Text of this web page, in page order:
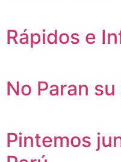
Rápidos e
No Paran
Pintemos